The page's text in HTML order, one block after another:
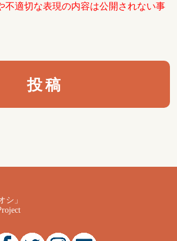
適切な表現の内容は公開されない事
シ」